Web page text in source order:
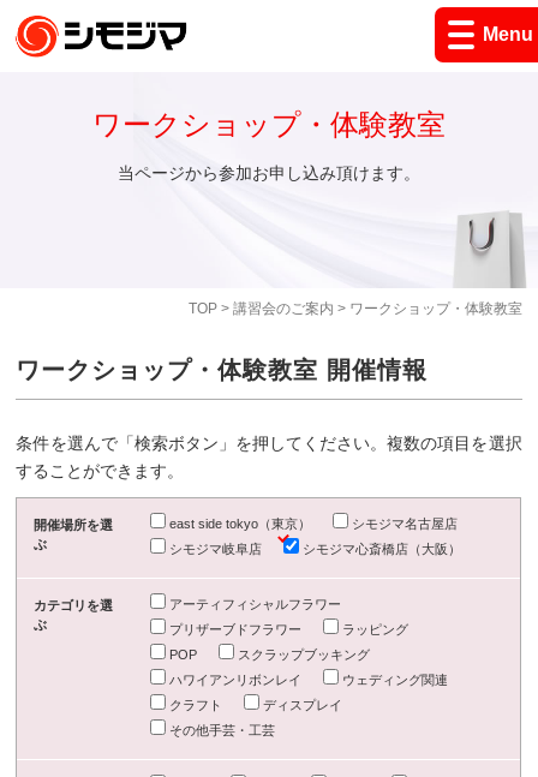
Menu
TOP> 講習会のご案内 > ワークショップ・体験教室
ワークショップ・体験教室
当ページから参加お申し込み頂けます。
ワークショップ・体験教室 開催情報
条件を選んで「検索ボタン」を押してください。複数の項目を選択
することができます。
開催場所を選
ぶ
east side tokyo（東京）
シモジマ名古屋店
シモジマ岐阜店
シモジマ心斎橋店（大阪）
カテゴリを選
ぶ
アーティフィシャルフラワー
プリザーブドフラワー
ラッピング
POP
スクラップブッキング
ハワイアンリボンレイ
ウェディング関連
クラフト
ディスプレイ
その他手芸・工芸